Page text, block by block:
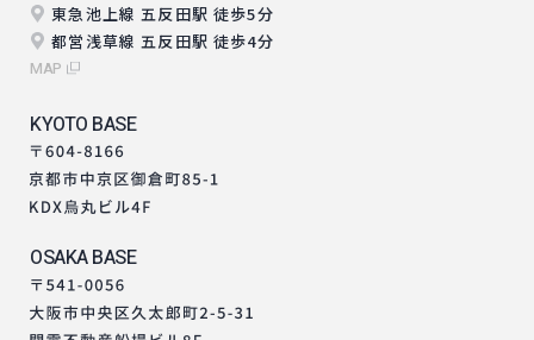
東急池上線 五反田駅 徒歩5分
都営浅草線 五反田駅 徒歩4分
MAP
KYOTO BASE
OSAKA BASE